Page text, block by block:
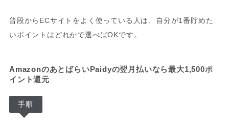
普段からECサイトをよく使っている人は、自分が1番貯めた
いポイントはどれかで選べばOKです。
AmazonのあとばらいPaidyの翌月払いなら最大1,500ポ
イント還元
手順